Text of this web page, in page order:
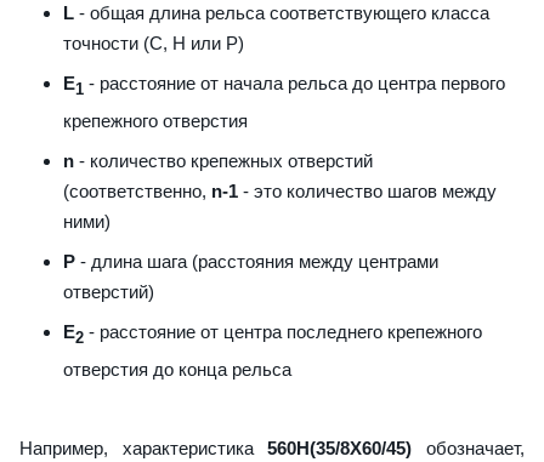
L - общая длина рельса соответствующего класса
точности (С, H или Р)
E1 - расстояние от начала рельса до центра первого
крепежного отверстия
n - количество крепежных отверстий
(соответственно, n-1 - это количество шагов между
ними)
P - длина шага (расстояния между центрами
отверстий)
E2 - расстояние от центра последнего крепежного
отверстия до конца рельса
Например, характеристика560H(35/8X60/45) обозначает,